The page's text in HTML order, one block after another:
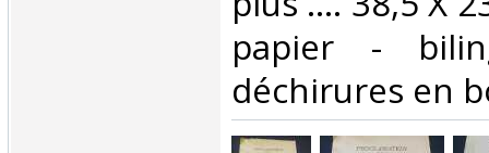
papier -
déchirures en